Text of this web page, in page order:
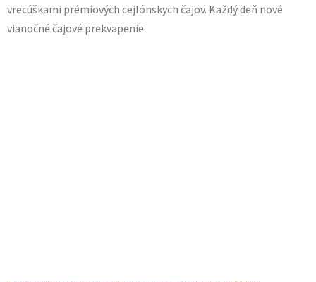
vrecúškami prémiových cejlónskych čajov. Každý deň nové
vianočné čajové prekvapenie.